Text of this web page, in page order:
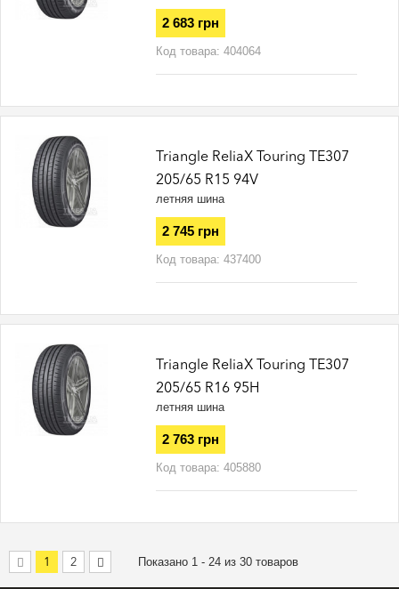
2 683 грн
Код товара:404064
Triangle ReliaX Touring TE307
205/65 R15 94V
летняя шина
2 745 грн
Код товара:437400
Triangle ReliaX Touring TE307
205/65 R16 95H
летняя шина
2 763 грн
Код товара:405880
1 2 Показано 1 - 24 из 30 товаров